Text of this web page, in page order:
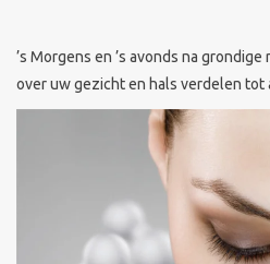
’s Morgens en ’s avonds na
over uw gezicht en hals verdelen tot